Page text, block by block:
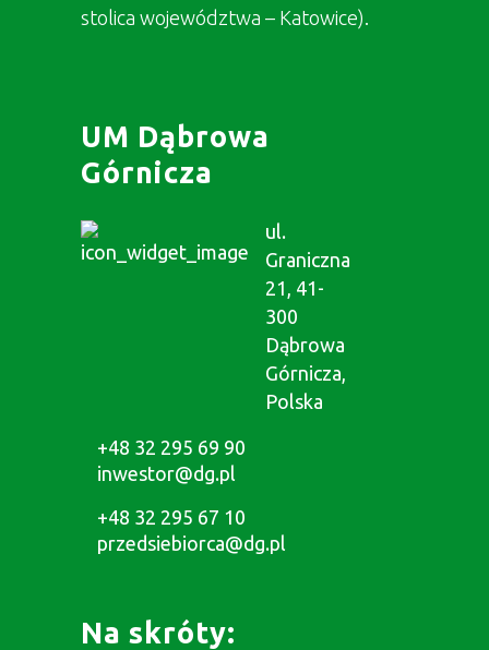
stolica województwa – Katowice).
UM Dąbrowa
Górnicza
ul.
Graniczna
21, 41-
300
Dąbrowa
Górnicza,
Polska
+48 32 295 69 90
inwestor@dg.pl
+48 32 295 67 10
przedsiebiorca@dg.pl
Na skróty: